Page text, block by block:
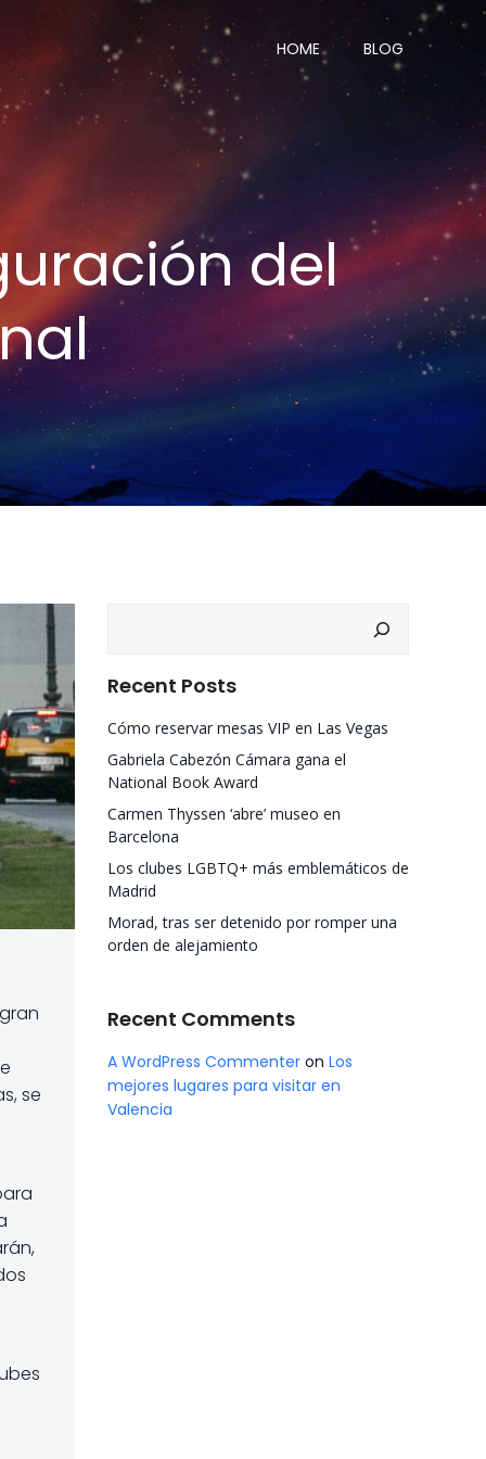
HOME BLOG
del
se
Recent Posts
Cómo reservar mesas VIP en Las Vegas
Gabriela Cabezón Cámara gana el
National Book Award
Carmen Thyssen ‘abre’ museo en
Barcelona
Los clubes LGBTQ+ más emblemáticos de
Madrid
Morad, tras ser detenido por romper una
orden de alejamiento
Recent Comments
A WordPress Commenter on Los
mejores lugares para visitar en
Valencia